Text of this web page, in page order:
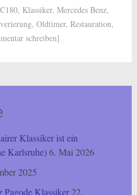
C180, Klassiker, Mercedes Benz,
, Oldtimer, Restauration,
schreiben]
Klassiker ist ein
Karlsruhe)6. Mai 2026
2025
Pagode Klassiker22.